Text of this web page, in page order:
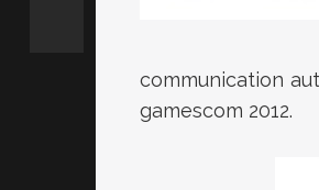
communication
gamescom 2012.